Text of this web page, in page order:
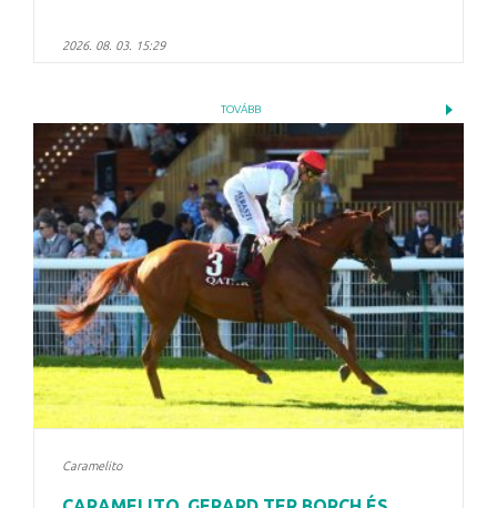
2026. 08. 03. 15:29
TOVÁBB
Caramelito